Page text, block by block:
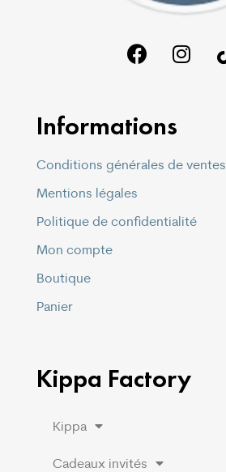
Informations
Conditions générales de ventes
Mentions légales
Politique de confidentialité
Mon compte
Boutique
Panier
Kippa Factory
Kippa
Cadeaux invités